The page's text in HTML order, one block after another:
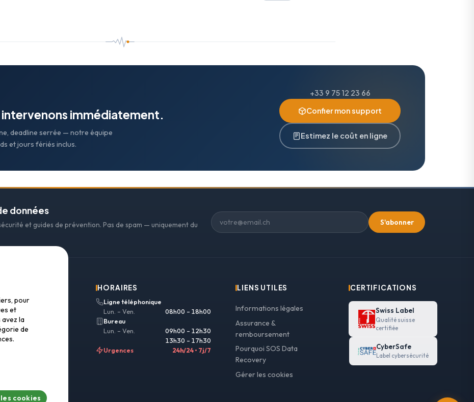
intervenons immédiatement.
deadline serrée — notre équipe
et jours fériés inclus.
+33 9 75 12 23 66
Confier mon support
Estimez le coût en ligne
données
et guides de prévention. Pas de spam — uniquement du
S'abonner
25
HORAIRES
Ligne téléphonique
Lun. – Ven.
08h00 – 18h00
Bureau
Lun. – Ven.
09h00 – 12h30
13h30 – 17h30
Urgences
24h/24 • 7j/7
LIENS UTILES
Informations légales
Assurance &
remboursement
Pourquoi SOS Data
Recovery
Gérer les cookies
CERTIFICATIONS
Swiss Label
Qualité suisse
certifiée
CyberSafe
Label cybersécurité
pour
et
la
de
cookies